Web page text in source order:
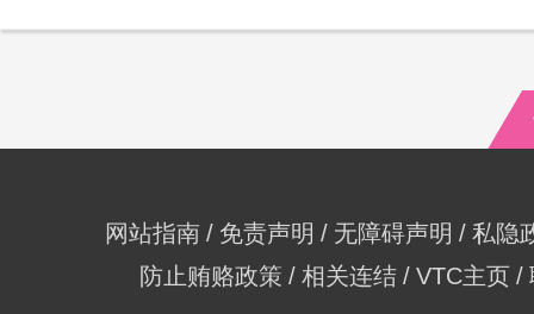
网站指南 免责声明 无障碍声明
私隐
防止贿赂政策
相关连结 VTC主页